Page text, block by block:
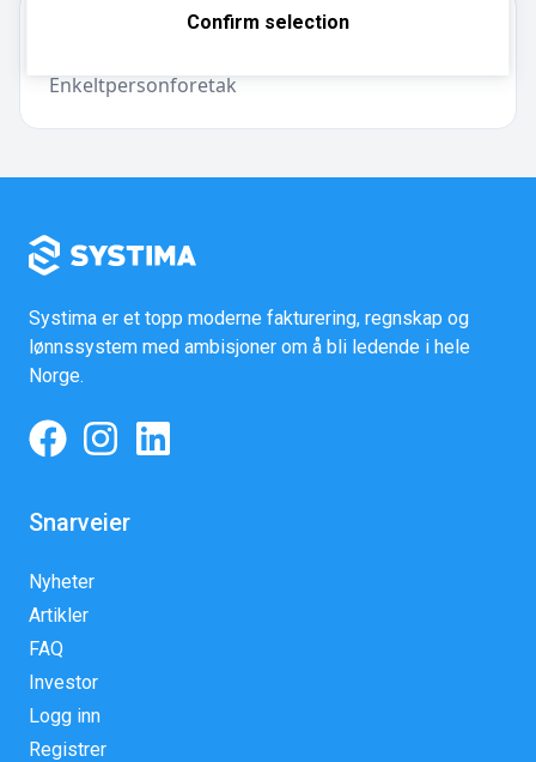
Om regnskapsbyrået
Enkeltpersonforetak
Confirm selection
Systima er et topp moderne fakturering, regnskap og
lønnssystem med ambisjoner om å bli ledende i hele
Norge.
Snarveier
Nyheter
Artikler
FAQ
Investor
Logg inn
Registrer